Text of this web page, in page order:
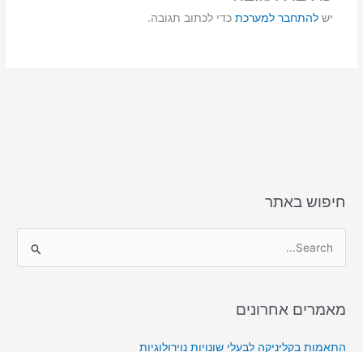
o
n
יש להתחבר למערכתכדי לכתוב תגובה.
חיפוש באתר
rמאמרים אחרונים
התאמות בקליניקה לבעלי שונויות נוירולוגיות